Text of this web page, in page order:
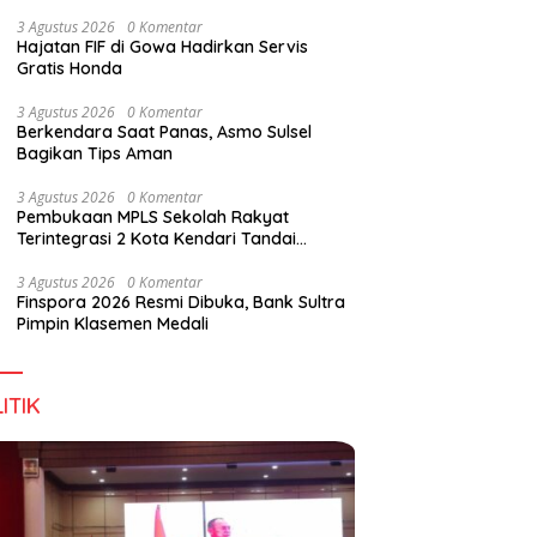
Kuliner Sultra Maimo
Layanan Imigrasi Terintegrasi
3 Agustus 2026 0 Komentar
Hajatan FIF di Gowa Hadirkan Servis
Gratis Honda
3 Agustus 2026 0 Komentar
Berkendara Saat Panas, Asmo Sulsel
Bagikan Tips Aman
3 Agustus 2026 0 Komentar
Pembukaan MPLS Sekolah Rakyat
Terintegrasi 2 Kota Kendari Tandai
3 Agustus 2026 0 Komentar
Finspora 2026 Resmi Dibuka, Bank Sultra
Pimpin Klasemen Medali